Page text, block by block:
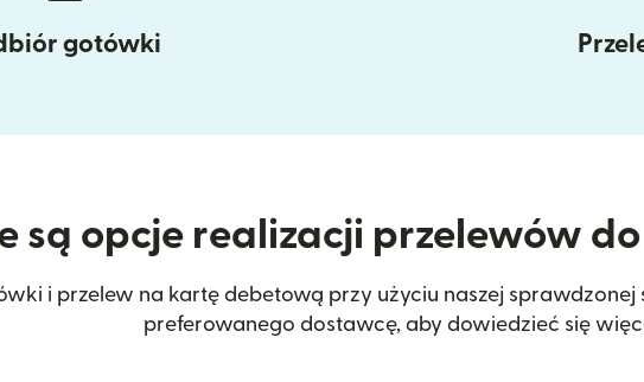
gotówki
są opcje realizacji przelewów
i przelew na kartę debetową przy użyciu naszej sprawdzonej
preferowanego dostawcę, aby dowiedzieć się